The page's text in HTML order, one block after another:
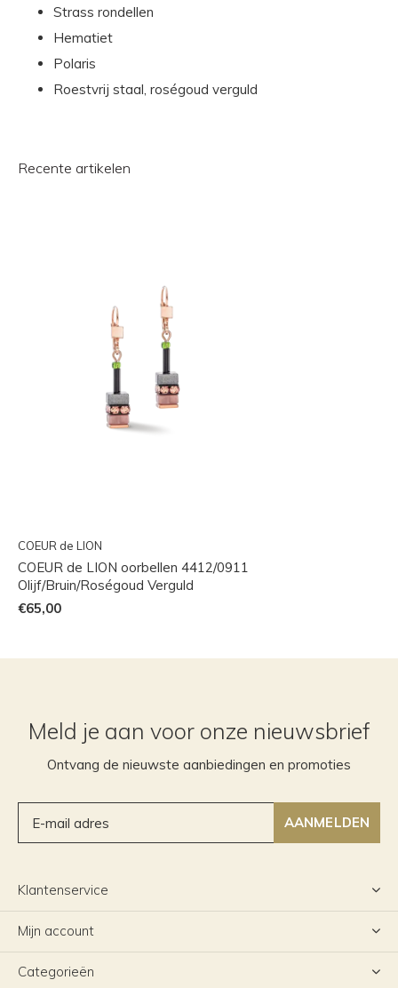
Strass rondellen
Hematiet
Polaris
Roestvrij staal, roségoud verguld
Recente artikelen
COEUR de LION
COEUR de LION oorbellen 4412/0911
Olijf/Bruin/Roségoud Verguld
€65,00
Meld je aan voor onze nieuwsbrief
Ontvang de nieuwste aanbiedingen en promoties
AANMELDEN
Klantenservice
Mijn account
Categorieën